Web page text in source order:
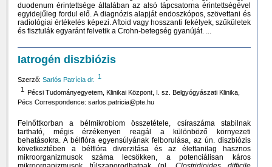
duodenum érintettsége általában az alsó tápcsatorna érintettségével
egyidejűleg fordul elő. A diagnózis alapját endoszkópos, szövettani és
radiológiai értékelés képezi. Aftoid vagy hosszanti fekélyek, szűkületek
és fisztulák egyaránt felvetik a Crohn-betegség gyanúját. ...
Iatrogén diszbiózis
Szerző: Sarlós Patrícia dr.
1
1 Pécsi Tudományegyetem, Klinikai Központ, I. sz. Belgyógyászati Klinika,
Pécs Correspondence: sarlos.patricia@pte.hu
Felnőttkorban a bélmikrobiom összetétele, csíraszáma stabilnak
tartható, mégis érzékenyen reagál a különböző környezeti
behatásokra. A bélflóra egyensúlyának felborulása, az ún. diszbiózis
következtében a bélflóra diverzitása és az élettanilag hasznos
mikroorganizmusok száma lecsökken, a potenciálisan káros